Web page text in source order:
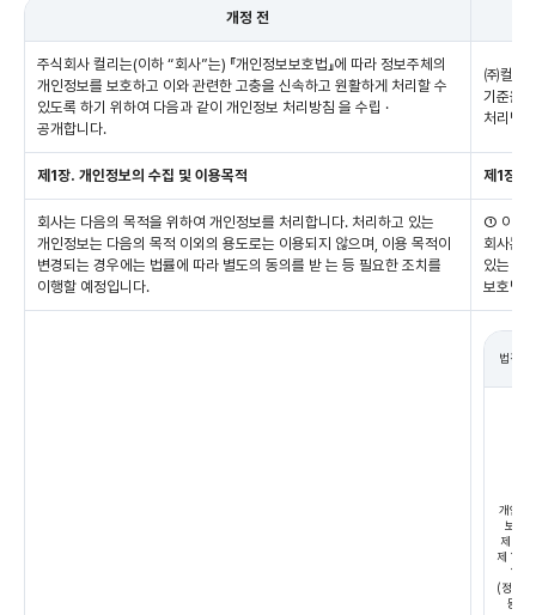
개정 전
주식회사 컬리는(이하 “회사”는) 『개인정보보호법』에 따라 정보주체의
개인정보를 보호하고 이와 관련한 고충을 신속하고 원활하게 처리할 수
있도록 하기 위하여 다음과 같이 개인정보 처리방침 을 수립 ·
공개합니다.
㈜컬리(
기준을
처리방
제1장. 개인정보의 수집 및 이용목적 제1장.
회사는 다음의 목적을 위하여 개인정보를 처리합니다. 처리하고 있는
개인정보는 다음의 목적 이외의 용도로는 이용되지 않으며, 이용 목적이
변경되는 경우에는 법률에 따라 별도의 동의를 받 는 등 필요한 조치를
이행할 예정입니다.
① 이용
회사는
있는 개
보호법
법적근
개인정
보호법
제 15
제 1 항
1 호
(정보주
동의)